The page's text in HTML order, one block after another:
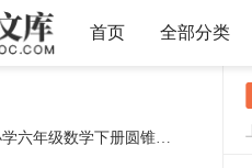
首页 全部分类
2025 小学六年级数学下册圆锥体积的计算误区课件